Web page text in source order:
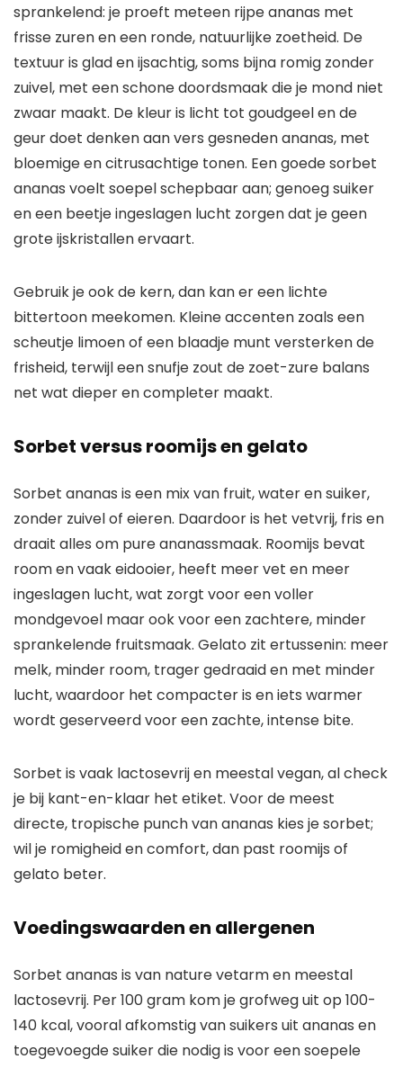
sprankelend: je proeft meteen rijpe ananas met
frisse zuren en een ronde, natuurlijke zoetheid. De
textuur is glad en ijsachtig, soms bijna romig zonder
zuivel, met een schone doordsmaak die je mond niet
zwaar maakt. De kleur is licht tot goudgeel en de
geur doet denken aan vers gesneden ananas, met
bloemige en citrusachtige tonen. Een goede sorbet
ananas voelt soepel schepbaar aan; genoeg suiker
en een beetje ingeslagen lucht zorgen dat je geen
grote ijskristallen ervaart.
Gebruik je ook de kern, dan kan er een lichte
bittertoon meekomen. Kleine accenten zoals een
scheutje limoen of een blaadje munt versterken de
frisheid, terwijl een snufje zout de zoet-zure balans
net wat dieper en completer maakt.
Sorbet versus roomijs en gelato
Sorbet ananas is een mix van fruit, water en suiker,
zonder zuivel of eieren. Daardoor is het vetvrij, fris en
draait alles om pure ananassmaak. Roomijs bevat
room en vaak eidooier, heeft meer vet en meer
ingeslagen lucht, wat zorgt voor een voller
mondgevoel maar ook voor een zachtere, minder
sprankelende fruitsmaak. Gelato zit ertussenin: meer
melk, minder room, trager gedraaid en met minder
lucht, waardoor het compacter is en iets warmer
wordt geserveerd voor een zachte, intense bite.
Sorbet is vaak lactosevrij en meestal vegan, al check
je bij kant-en-klaar het etiket. Voor de meest
directe, tropische punch van ananas kies je sorbet;
wil je romigheid en comfort, dan past roomijs of
gelato beter.
Voedingswaarden en allergenen
Sorbet ananas is van nature vetarm en meestal
lactosevrij. Per 100 gram kom je grofweg uit op 100-
140 kcal, vooral afkomstig van suikers uit ananas en
toegevoegde suiker die nodig is voor een soepele